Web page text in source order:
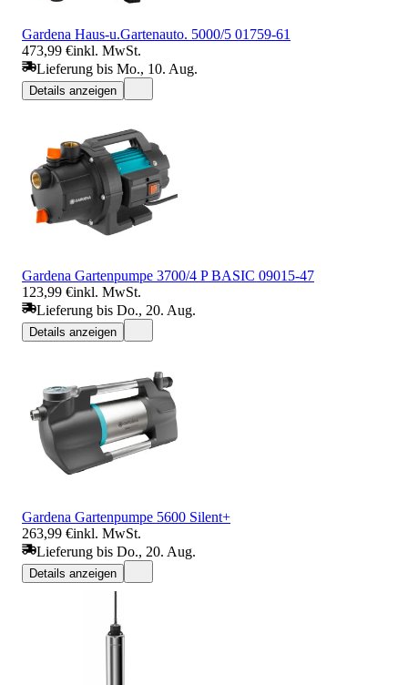
Gardena Haus-u.Gartenauto. 5000/5 01759-61
473,99 €inkl. MwSt.
Lieferung bis Mo., 10. Aug.
Details anzeigen
Gardena Gartenpumpe 3700/4 P BASIC 09015-47
123,99 €inkl. MwSt.
Lieferung bis Do., 20. Aug.
Details anzeigen
Gardena Gartenpumpe 5600 Silent+
263,99 €inkl. MwSt.
Lieferung bis Do., 20. Aug.
Details anzeigen